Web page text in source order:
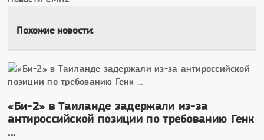
Похожие новости:
«Би-2» в Таиланде задержали из-за
антироссийской позиции по требованию Генк
...